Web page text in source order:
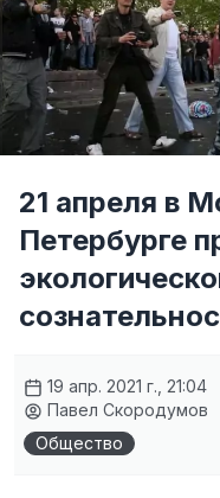
21 апреля в
Петербурге
19 апр. 2021 г., 21:04
Павел Скородумов
Общество